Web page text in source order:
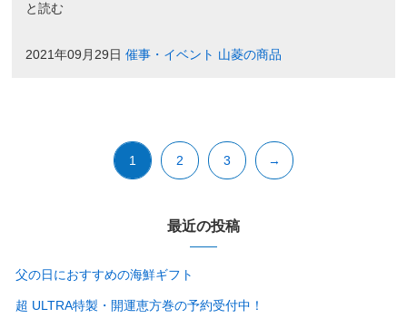
と読む
2021年09月29日催事・イベント 山菱の商品
1 2 3 →
最近の投稿
父の日におすすめの海鮮ギフト
超 ULTRA特製・開運恵方巻の予約受付中！